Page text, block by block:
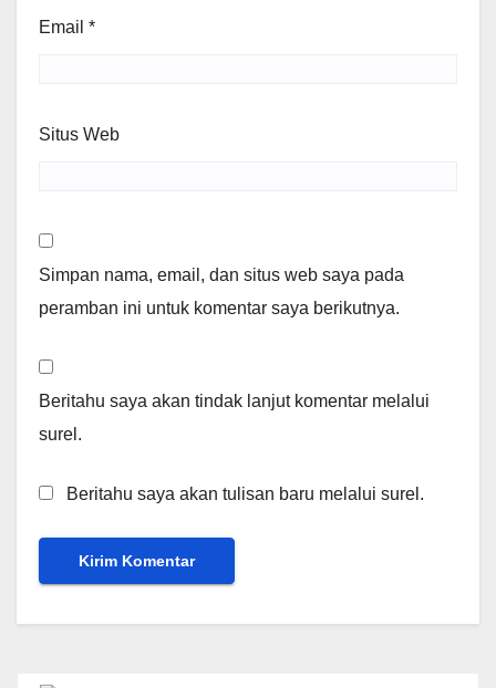
Email *
Situs Web
Simpan nama, email, dan situs web saya pada
peramban ini untuk komentar saya berikutnya.
Beritahu saya akan tindak lanjut komentar melalui
surel.
Beritahu saya akan tulisan baru melalui surel.